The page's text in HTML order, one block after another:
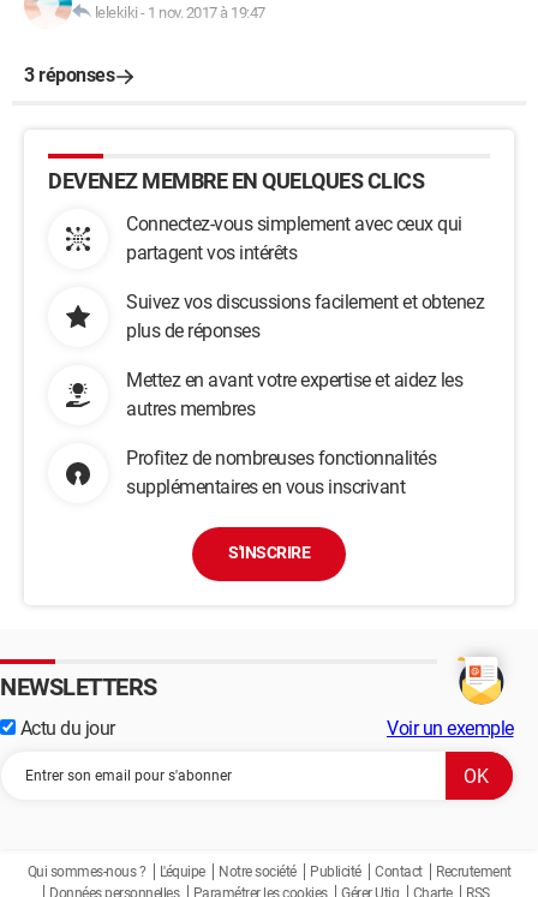
lelekiki - 1 nov. 2017 à 19:47
3 réponses
DEVENEZ MEMBRE EN QUELQUES CLICS
Connectez-vous simplement avec ceux qui
partagent vos intérêts
Suivez vos discussions facilement et obtenez
plus de réponses
Mettez en avant votre expertise et aidez les
autres membres
Profitez de nombreuses fonctionnalités
supplémentaires en vous inscrivant
S'INSCRIRE
NEWSLETTERS
Actu du jour Voir un exemple
Qui sommes-nous ? L'équipe Notre société Publicité Contact
Recrutement
Données personnelles
Paramétrer les cookies Gérer Utiq Charte RSS